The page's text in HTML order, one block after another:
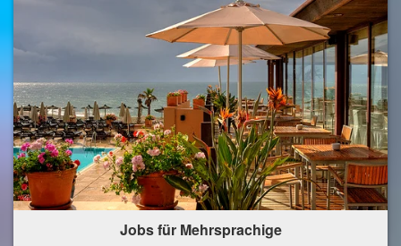
Jobs für Mehrsprachige